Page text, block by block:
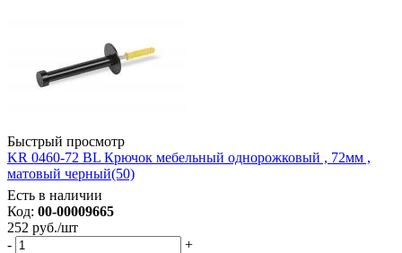
Быстрый просмотр
KR 0460-72 BL Крючок мебельный однорожковый , 72мм ,
матовый черный(50)
Есть в наличии
Код: 00-00009665
252 руб./шт
-
+